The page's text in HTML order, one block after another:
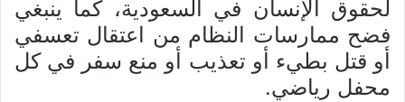
لحقوق الإنسان في السعودية، كما ينبغي
فضح ممارسات النظام من اعتقال تعسفي
أو قتل بطيء أو تعذيب أو منع سفر في كل
محفل رياضي.